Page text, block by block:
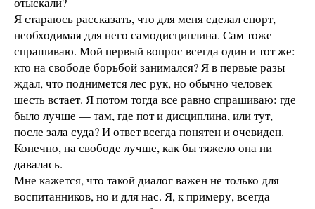
Я стараюсь рассказать, что для меня сделал спорт,
необходимая для него самодисциплина. Сам тоже
спрашиваю. Мой первый вопрос всегда один и тот же:
кто на свободе борьбой занимался? Я в первые разы
ждал, что поднимется лес рук, но обычно человек
шесть встает. Я потом тогда все равно спрашиваю: где
было лучше — там, где пот и дисциплина, или тут,
после зала суда? И ответ всегда понятен и очевиден.
Конечно, на свободе лучше, как бы тяжело она ни
давалась.
Мне кажется, что такой диалог важен не только для
воспитанников, но и для нас. Я, к примеру, всегда